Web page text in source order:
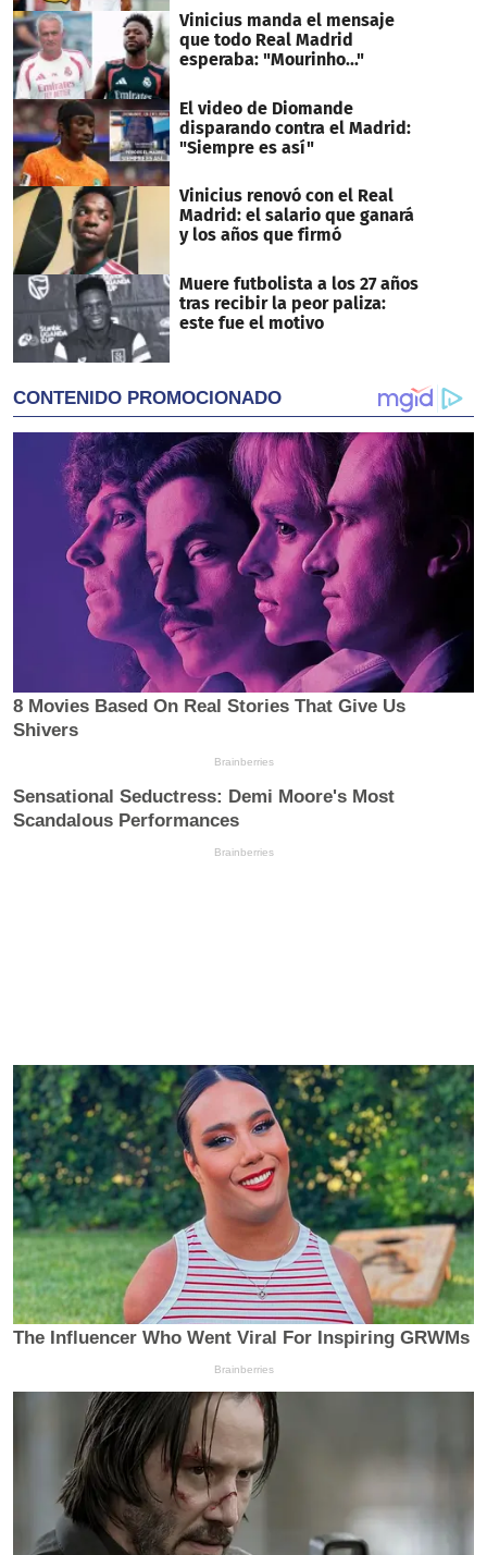
Vinicius manda el mensaje
que todo Real Madrid
esperaba: "Mourinho..."
El video de Diomande
disparando contra el Madrid:
"Siempre es así"
Vinicius renovó con el Real
Madrid: el salario que ganará
y los años que firmó
Muere futbolista a los 27 años
tras recibir la peor paliza:
este fue el motivo